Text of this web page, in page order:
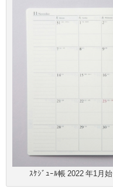
ｽｹｼﾞｭｰﾙ帳 2022 年1月